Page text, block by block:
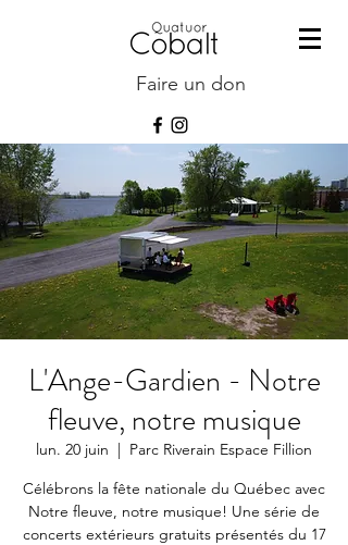
Faire un don
L'Ange-Gardien - Notre
fleuve, notre musique
lun. 20 juin
  |
Parc Riverain Espace Fillion
Célébrons la fête nationale du Québec avec
Notre fleuve, notre musique! Une série de
concerts extérieurs gratuits présentés du 17